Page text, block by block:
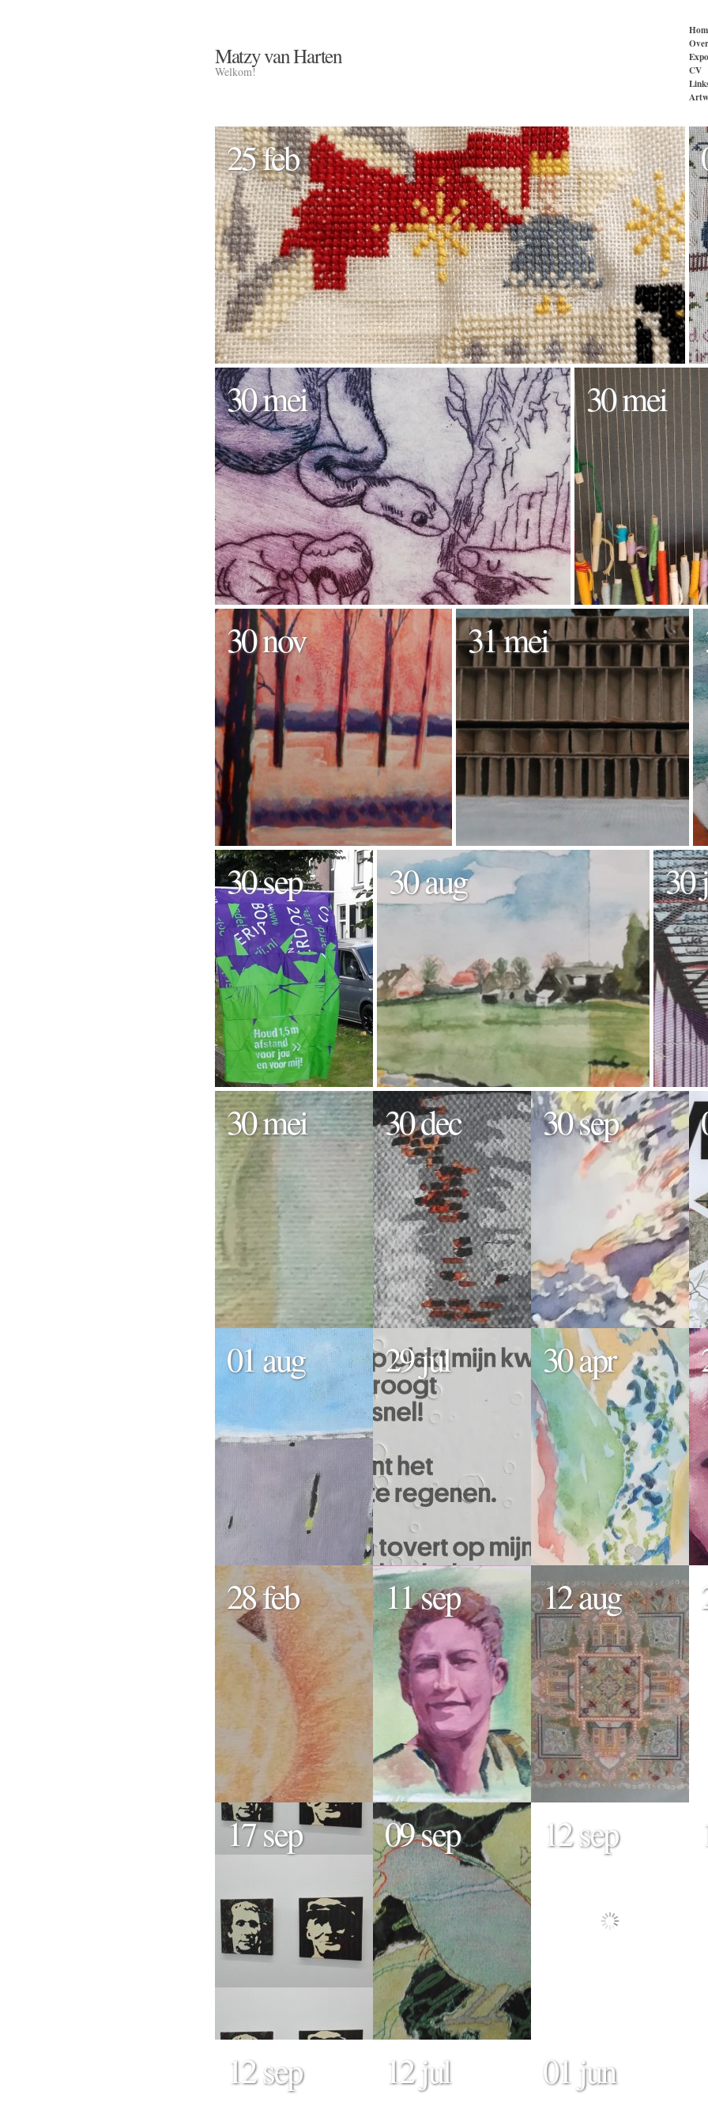
Matzy van Harten
Welkom!
CV
25 feb
30 mei 30 mei
30 nov 31 mei
30 sep 30 aug 30
30 mei 30 dec 30 sep
01 aug 29 jul 30 apr
28 feb 11 sep 12 aug
17 sep 09 sep 12 sep
12 sep 12 jul 01 jun